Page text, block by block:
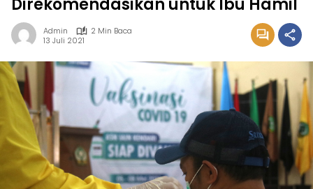
Direkomendasikan untuk Ibu Hamil
Admin
2 Min Baca
13 Juli 2021